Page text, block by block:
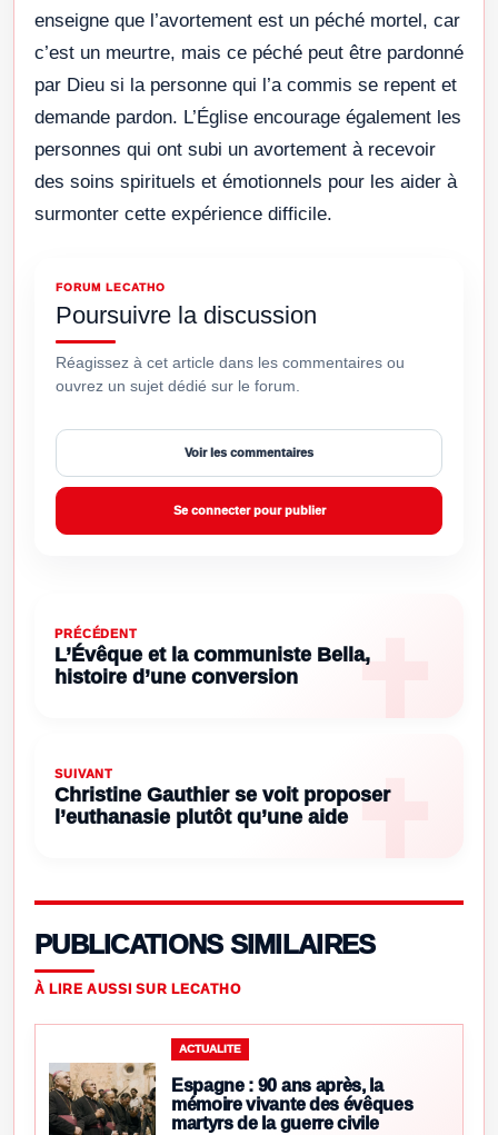
enseigne que l’avortement est un péché mortel, car
c’est un meurtre, mais ce péché peut être pardonné
par Dieu si la personne qui l’a commis se repent et
demande pardon. L’Église encourage également les
personnes qui ont subi un avortement à recevoir
des soins spirituels et émotionnels pour les aider à
surmonter cette expérience difficile.
FORUM LECATHO
Poursuivre la discussion
Réagissez à cet article dans les commentaires ou
ouvrez un sujet dédié sur le forum.
Voir les commentaires
Se connecter pour publier
PRÉCÉDENT
L’Évêque et la communiste Bella,
histoire d’une conversion
SUIVANT
Christine Gauthier se voit proposer
l’euthanasie plutôt qu’une aide
PUBLICATIONS SIMILAIRES
À LIRE AUSSI SUR LECATHO
ACTUALITE
Espagne : 90 ans après, la
mémoire vivante des évêques
martyrs de la guerre civile